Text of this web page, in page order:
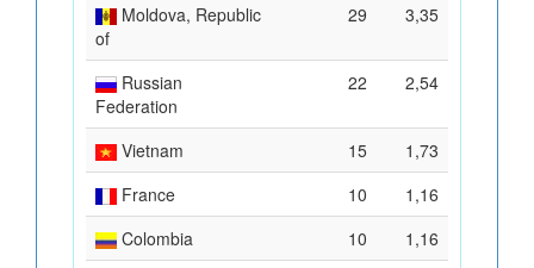
Moldova, Republic
of
29 3,35
Russian
Federation
22 2,54
Vietnam 15
1,73
France
10
1,16
Colombia
10
1,16